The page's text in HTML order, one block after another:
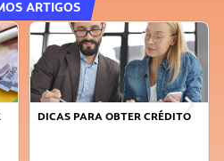
ARTIGOS
DICAS PARA OBTER CRÉDITO